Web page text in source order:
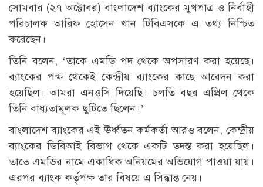
সোমবার (২৭ অক্টোবর) বাংলাদেশ ব্যাংকের মুখপাত্র ও নির্বাহী
পরিচালক আরিফ হোসেন খান টিবিএসকে এ তথ্য নিশ্চিত
করেছেন।
তিনি বলেন, ‘তাকে এমডি পদ থেকে অপসারণ করা হয়েছে।
ব্যাংকের পক্ষ থেকেই কেন্দ্রীয় ব্যাংকের কাছে আবেদন করা
হয়েছিল। আমরা এনওসি দিয়েছি। চলতি বছর এপ্রিল থেকে
তিনি বাধ্যতামূলক ছুটিতে ছিলেন।’
বাংলাদেশ ব্যাংকের এই ঊর্ধ্বতন কর্মকর্তা আরও বলেন, কেন্দ্রীয়
ব্যাংকের ডিবিআই বিভাগ থেকে একটি তদন্ত করা হয়েছিল।
তাতে এমডির নামে একাধিক অনিয়মের অভিযোগ পাওয়া যায়।
এরপর ব্যাংক কর্তৃপক্ষ তার বিষয়ে এ সিদ্ধান্ত নেয়।